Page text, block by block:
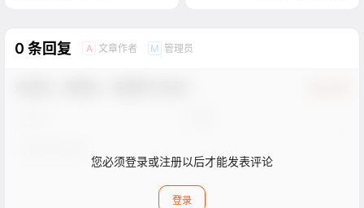
0 条回复 A 文章作者 M 管理员
您必须登录或注册以后才能发表评论
登录